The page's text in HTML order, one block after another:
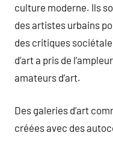
culture moderne. Ils
des artistes urbains
des critiques
d’art a pris de
amateurs d’art.
Des galeries d’art
créées avec des